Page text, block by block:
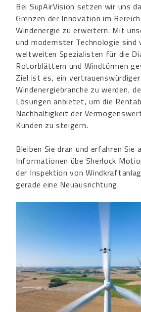
Bei SupAirVision setzen wir uns
Grenzen der Innovation im
Windenergie zu erweitern. Mit
und modernster Technologie sind
weltweiten Spezialisten für die
Rotorblättern und Windtürmen
Ziel ist es, ein
Windenergiebranche zu werden,
Lösungen anbietet, um die
Nachhaltigkeit der
Kunden zu steigern.
Bleiben Sie dran und erfahren Sie
Informationen übe Sherlock
der Inspektion von
gerade eine Neuausrichtung.